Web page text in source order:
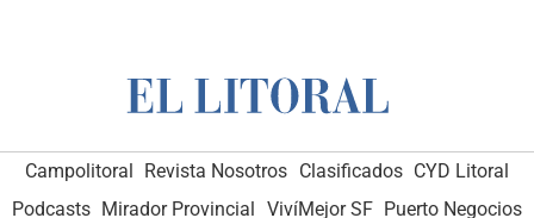
Campolitoral Revista Nosotros Clasificados CYD Litoral
Podcasts Mirador Provincial VivíMejor SF Puerto Negocios